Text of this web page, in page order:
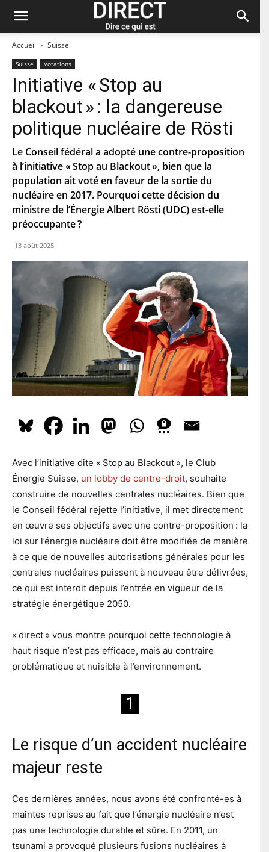
Accueil Suisse
Suisse Votations
Initiative « Stop au
blackout » : la dangereuse
politique nucléaire de Rösti
Le Conseil fédéral a adopté une contre-proposition
à l’initiative « Stop au Blackout », bien que la
population ait voté en faveur de la sortie du
nucléaire en 2017. Pourquoi cette décision du
ministre de l’Énergie Albert Rösti (UDC) est-elle
préoccupante ?
13 août 2025
Avec l’initiative dite « Stop au Blackout », le Club
Énergie Suisse, un lobby de centre-droit, souhaite
construire de nouvelles centrales nucléaires. Bien que
le Conseil fédéral rejette l’initiative, il met directement
en œuvre ses objectifs avec une contre-proposition : la
loi sur l’énergie nucléaire doit être modifiée de manière
à ce que de nouvelles autorisations générales pour les
centrales nucléaires puissent à nouveau être délivrées,
ce qui est interdit depuis l’entrée en vigueur de la
stratégie énergétique 2050.
« direct » vous montre pourquoi cette technologie à
haut risque n’est pas efficace, mais au contraire
problématique et nuisible à l’environnement.
1
Le risque d’un accident nucléaire
majeur reste
Ces dernières années, nous avons été confronté-es à
maintes reprises au fait que l’énergie nucléaire n’est
pas une technologie durable et sûre. En 2011, un
tsunami a provoqué plusieurs fusions nucléaires à
Restez à jour et abonnez-vous à notre
newsletter « direct ».
r
é
n
o
m
o
m
e
f
m
i
l
e
C
u
r
e
l
*
C
d
e
o
En t'inscrivant à la newsletter, tu acceptes que le PS te tienne
au courant de l'actualité. Pour en savoir plus, cliquez
S'ABONNER